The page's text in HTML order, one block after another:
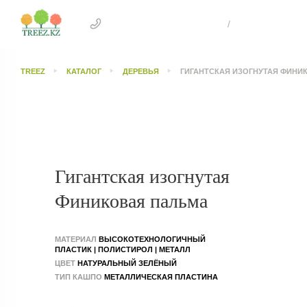
/
TREEZ КАТАЛОГ ДЕРЕВЬЯ ГИГАНТСКАЯ ИЗОГНУТАЯ
Гигантская изогнутая
Финиковая пальма
МАТЕРИАЛ ВЫСОКОТЕХНОЛОГИЧНЫЙ
ПЛАСТИК | ПОЛИСТИРОЛ | МЕТАЛЛ
ЦВЕТ НАТУРАЛЬНЫЙ ЗЕЛЁНЫЙ
ТИП КАШПО МЕТАЛЛИЧЕСКАЯ ПЛАСТИНА